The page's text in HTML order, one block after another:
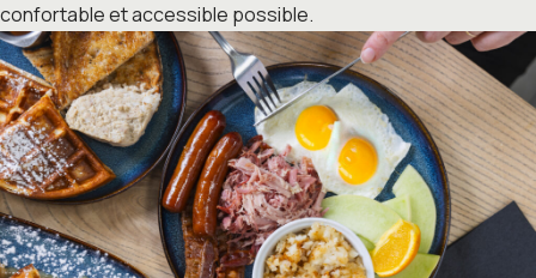
confortable et accessible possible.